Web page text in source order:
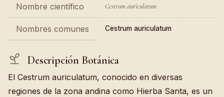
Nombre científico Cestrum auriculatum
Nombres comunes Cestrum auriculatum
Descripción Botánica
El Cestrum auriculatum, conocido en diversas
regiones de la zona andina como Hierba Santa, es un